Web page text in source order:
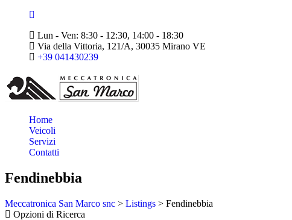
Lun - Ven: 8:30 - 12:30, 14:00 - 18:30
Via della Vittoria, 121/A, 30035 Mirano VE
+39 041430239
Home
Veicoli
Servizi
Contatti
Fendinebbia
Meccatronica San Marco snc > Listings > Fendinebbia
Opzioni di Ricerca